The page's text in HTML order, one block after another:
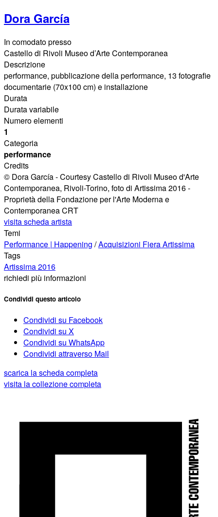
Dora García
In comodato presso
Castello di Rivoli Museo d’Arte Contemporanea
Descrizione
performance, pubblicazione della performance, 13 fotografie
documentarie (70x100 cm) e installazione
Durata
Durata variabile
Numero elementi
1
Categoria
performance
Credits
© Dora García - Courtesy Castello di Rivoli Museo d'Arte
Contemporanea, Rivoli-Torino, foto di Artissima 2016 -
Proprietà della Fondazione per l'Arte Moderna e
Contemporanea CRT
visita scheda artista
Temi
Performance | Happening /Acquisizioni Fiera Artissima
Tags
Artissima 2016
richiedi più informazioni
Condividi questo articolo
Condividi su Facebook
Condividi su X
Condividi su WhatsApp
Condividi attraverso Mail
scarica la scheda completa
visita la collezione completa